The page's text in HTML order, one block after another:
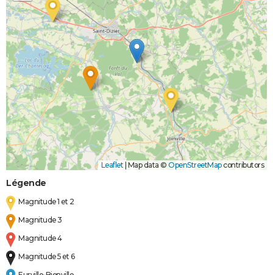
Leaflet Map data © OpenStreetMapcontributors
Légende
Magnitude 1 et 2
Magnitude 3
Magnitude 4
Magnitude 5 et 6